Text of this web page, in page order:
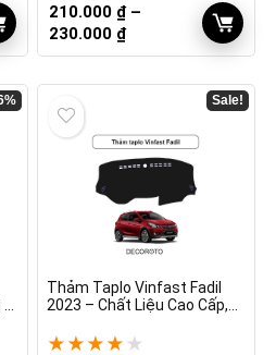
210.000 ₫ –
230.000 ₫Khoảng
giá:
230.000 ₫
Sale!
Thảm Taplo Vinfast Fadil
2023 – Chất Liệu Cao Cấp,
★ ★ ★ ★ ★